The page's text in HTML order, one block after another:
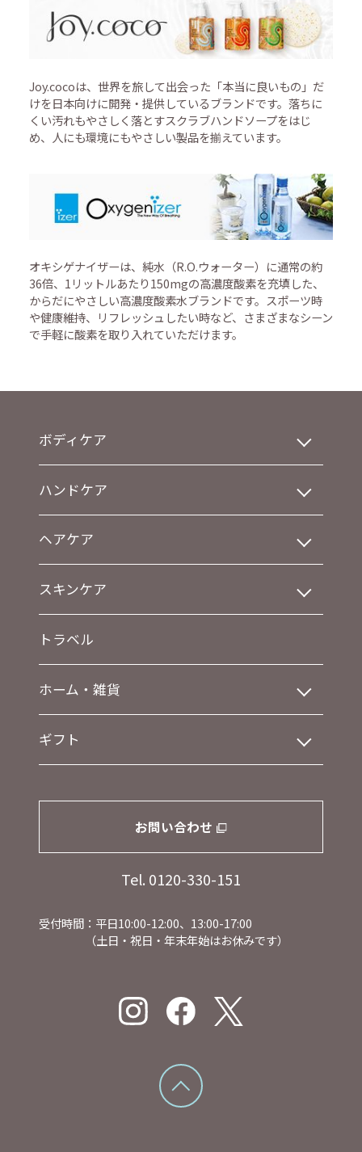
Joy.cocoは、世界を旅して出会った「本当に良いもの」だ
けを日本向けに開発・提供しているブランドです。落ちに
くい汚れもやさしく落とすスクラブハンドソープをはじ
め、人にも環境にもやさしい製品を揃えています。
オキシゲナイザーは、純水（R.O.ウォーター）に通常の約
36倍、1リットルあたり150mgの高濃度酸素を充填した、
からだにやさしい高濃度酸素水ブランドです。スポーツ時
や健康維持、リフレッシュしたい時など、さまざまなシーン
で手軽に酸素を取り入れていただけます。
ボディケア
ハンドケア
ヘアケア
スキンケア
トラベル
ホーム・雑貨
ギフト
お問い合わせ
Tel. 0120-330-151
受付時間：平日10:00-12:00、13:00-17:00
（土日・祝日・年末年始はお休みです）